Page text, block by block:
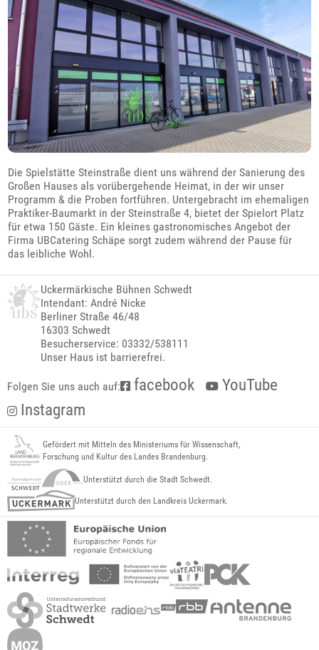
Die Spielstätte Steinstraße dient uns während der Sanierung des
Großen Hauses als vorübergehende Heimat, in der wir unser
Programm & die Proben fortführen. Untergebracht im ehemaligen
Praktiker-Baumarkt in der Steinstraße 4, bietet der Spielort Platz
für etwa 150 Gäste. Ein kleines gastronomisches Angebot der
Firma UBCatering Schäpe sorgt zudem während der Pause für
das leibliche Wohl.
Uckermärkische Bühnen Schwedt
Intendant: André Nicke
Berliner Straße 46/48
16303 Schwedt
Besucherservice: 03332/538111
Unser Haus ist barrierefrei.
Folgen Sie uns auch auf: facebook
YouTube
Instagram
Gefördert mit Mitteln des Ministeriums für Wissenschaft,
Forschung und Kultur des Landes Brandenburg.
Unterstützt durch die Stadt Schwedt.
Unterstützt durch den Landkreis Uckermark.